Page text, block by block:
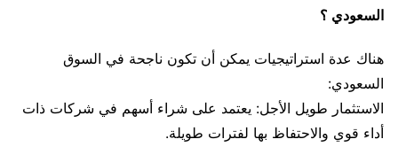
السعودي ؟
هناك عدة استراتيجيات يمكن أن تكون ناجحة في السوق
السعودي:
الاستثمار طويل الأجل: يعتمد على شراء أسهم في شركات ذات
أداء قوي والاحتفاظ بها لفترات طويلة.